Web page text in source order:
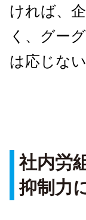
ければ、
く、グー
は応じな
社内労
抑制力